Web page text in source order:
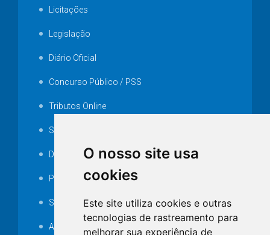
O nosso site usa
cookies
Este site utiliza cookies e outras
tecnologias de rastreamento para
melhorar sua experiência de
Licitações
Legislação
Diário Oficial
Concurso Público / PSS
Tributos Online
Serviços ISS-E
Decretos
Portarias
SAMAE
Audiência pública